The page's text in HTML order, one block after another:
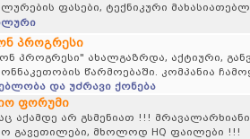
ფასები, ტექნიკური
პროგრესი
პროგრესი" ახალგაზრდა, აქტიური,
წარმოებაში. კომპანია
და უძრავი ქონება
ფორუმი
აქამდე არ გსმენიათ !!! მრავალარხიანი
გავეთილები, მხოლოდ HQ ფაილები !!!